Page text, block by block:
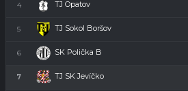
4 TJ Opatov
5 TJ Sokol Boršov
6 SK Polička B
7 TJ SK Jevíčko